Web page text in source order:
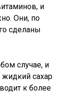
и
Они, по
сделаны
случае, и
жидкий сахар
к более